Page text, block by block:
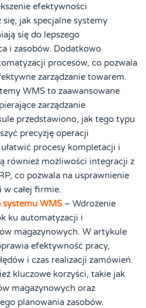
efektywności
jak specjalne systemy
się do lepszego
i zasobów. Dodatkowo
procesów, co pozwala
zarządzanie towarem.
WMS to zaawansowane
zarządzanie
przedstawiono, jak tego typu
precyzję operacji
procesy kompletacji i
również możliwości integracji z
co pozwala na usprawnienie
w całej firmie.
systemu WMS– Wdrożenie
ku automatyzacji i
magazynowych. W artykule
efektywność pracy,
i czas realizacji zamówień.
kluczowe korzyści, takie jak
magazynowych oraz
planowania zasobów.